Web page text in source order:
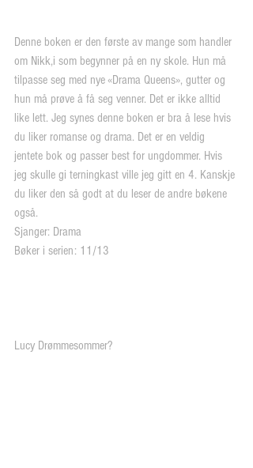
Denne boken er den første av mange som handler
om Nikk,i som begynner på en ny skole. Hun må
tilpasse seg med nye «Drama Queens», gutter og
hun må prøve å få seg venner. Det er ikke alltid
like lett. Jeg synes denne boken er bra å lese hvis
du liker romanse og drama. Det er en veldig
jentete bok og passer best for ungdommer. Hvis
jeg skulle gi terningkast ville jeg gitt en 4. Kanskje
du liker den så godt at du leser de andre bøkene
også.
Sjanger: Drama
Bøker i serien: 11/13
Lucy Drømmesommer?